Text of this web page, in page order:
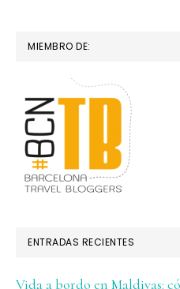
MIEMBRO DE:
ENTRADAS RECIENTES
Vida a bordo en Maldivas: